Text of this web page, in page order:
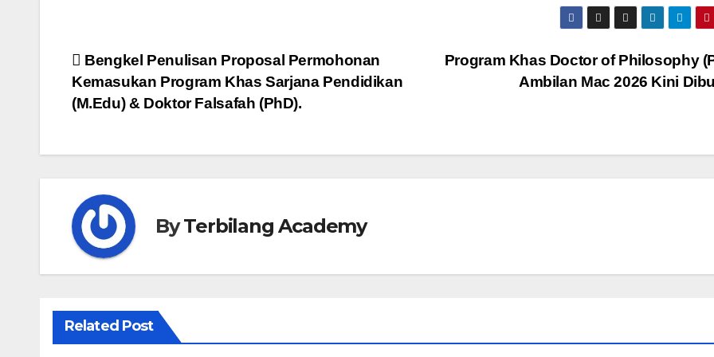
Post
navigation
Program Khas Doctor of Philosophy
Ambilan Mac 2026 Kini
Bengkel Penulisan Proposal Permohonan
Kemasukan Program Khas Sarjana Pendidikan
(M.Edu) & Doktor Falsafah (PhD).
ByTerbilang Academy
Related Post